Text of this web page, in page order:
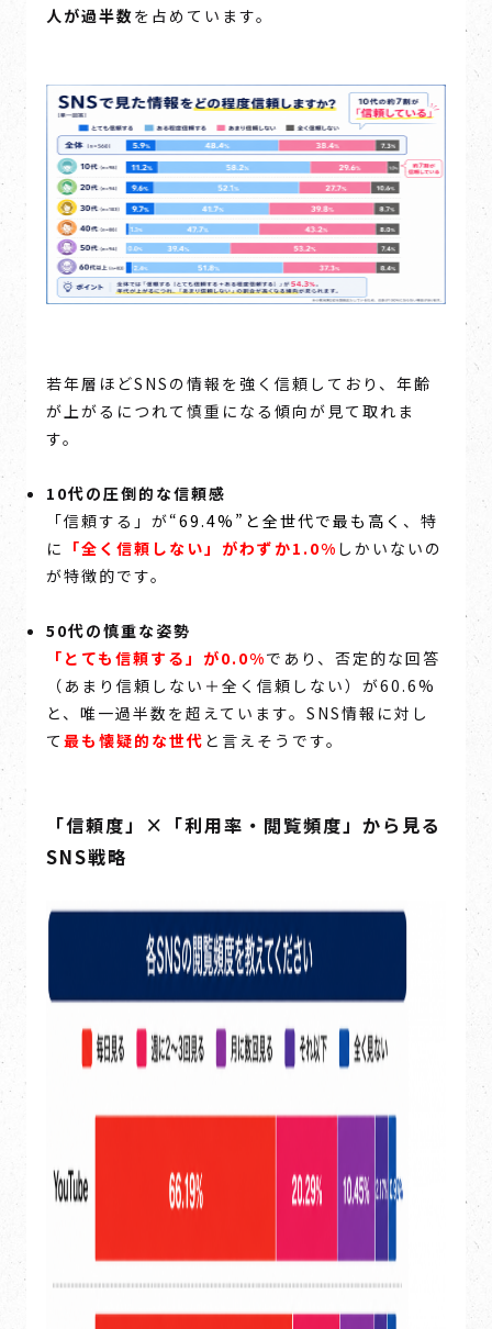
人が過半数を占めています。
若年層ほどSNSの情報を強く信頼しており、年齢
が上がるにつれて慎重になる傾向が見て取れま
す。
10代の圧倒的な信頼感
「信頼する」が“69.4%”と 全世代で最も高く 、特
に 「全く信頼しない 」がわずか1.0% しかいないの
が特徴的です。
50代の慎重な姿勢
「とても信頼する」が0.0%であり、否定的な回答
（あまり信頼しない＋全く信頼しない）が60.6%
と、唯一過半数を超えています。SNS情報に対し
て 最も懐疑的な世代 と言えそうです。
「信頼度」×「利用率・閲覧頻度」から見る
SNS戦略